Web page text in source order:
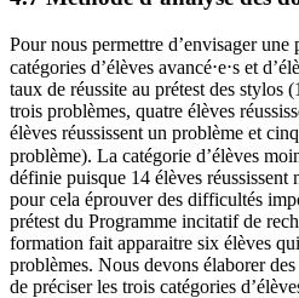
Pour nous permettre d’envisager
catégories d’élèves avancé⋅e⋅s et
taux de réussite au prétest des stylos
trois problèmes, quatre élèves
élèves réussissent un problème et
problème). La catégorie d’élèves
définie puisque 14 élèves réussissent
pour cela éprouver des difficultés
prétest du Programme incitatif de
formation fait apparaitre six élèves
problèmes. Nous devons élaborer
de préciser les trois catégories